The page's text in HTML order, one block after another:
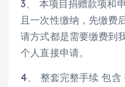
3、 本项目捐赠款项和
且一次性缴纳，先缴费
请方式都是需要缴费到
个人直接申请。
4、 整套完整手续 包含